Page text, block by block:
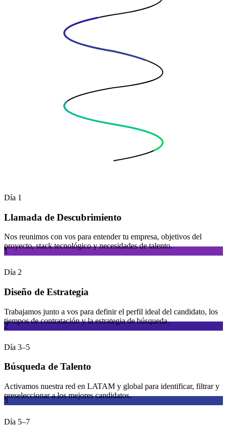
Día 1
Llamada de Descubrimiento
Nos reunimos con vos para entender tu empresa, objetivos del
proyecto, stack tecnológico y necesidades de talento.
1
Día 2
Diseño de Estrategia
Trabajamos junto a vos para definir el perfil ideal del candidato, los
tiempos de contratación y la estrategia de búsqueda.
2
Día 3–5
Búsqueda de Talento
Activamos nuestra red en LATAM y global para identificar, filtrar y
preseleccionar a los mejores candidatos.
3
Día 5–7